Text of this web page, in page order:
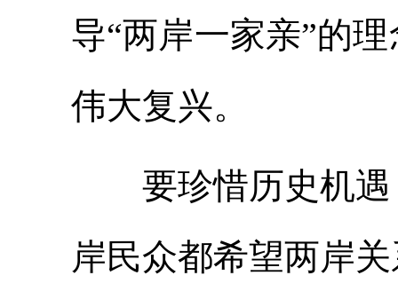
导“两岸一家亲”的
伟大复兴。
要珍惜历史机遇
岸民众都希望两岸